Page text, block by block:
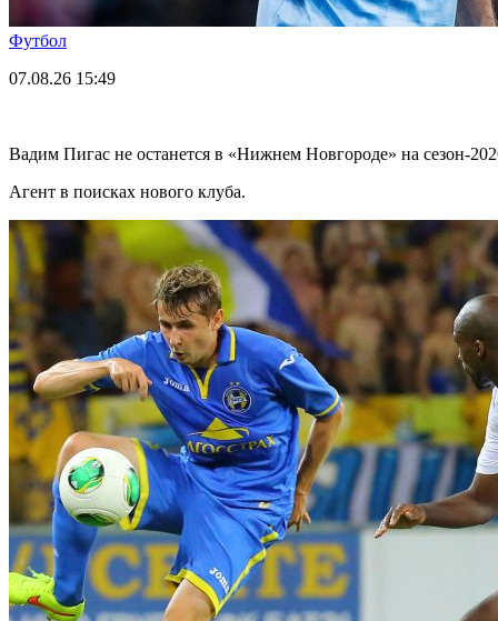
Футбол
07.08.26 15:49
Вадим Пигас не останется в «Нижнем Новгороде» на сезон-
Агент в поисках нового клуба.